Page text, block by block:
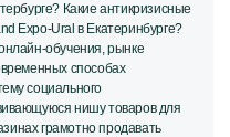
Какие антикризисные
Expo-Ural в Екатеринбурге?
обучения, рынке
способах
социального
нишу товаров для
грамотно продавать